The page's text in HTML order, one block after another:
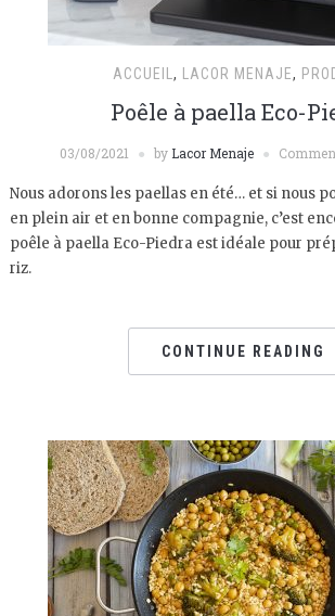
ACCUEIL , LACOR MENAJE,
Poêle à paella Eco-
03/08/2021 by Lacor Menaje
Nous adorons les paellas en été… et si nous
en plein air et en bonne compagnie, c’est
poêle à paella Eco-Piedra est idéale pour
riz.
CONTINUE READING